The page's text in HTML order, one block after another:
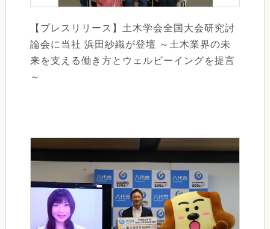
【プレスリリース】土木学会全国大会研究討
論会に当社 浜田紗織が登壇 ～土木業界の未
来を支える働き方とウェルビーイングを提言
～